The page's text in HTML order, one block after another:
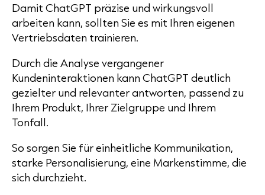
Damit ChatGPT präzise und wirkungsvoll
arbeiten kann, sollten Sie es mit Ihren eigenen
Vertriebsdaten trainieren.
Durch die Analyse vergangener
Kundeninteraktionen kann ChatGPT deutlich
gezielter und relevanter antworten, passend zu
Ihrem Produkt, Ihrer Zielgruppe und Ihrem
Tonfall.
So sorgen Sie für einheitliche Kommunikation,
starke Personalisierung, eine Markenstimme, die
sich durchzieht.